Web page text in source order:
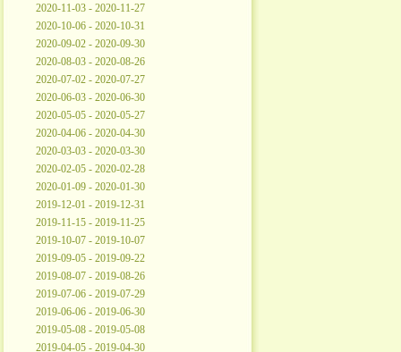
2020-11-03 - 2020-11-27
2020-10-06 - 2020-10-31
2020-09-02 - 2020-09-30
2020-08-03 - 2020-08-26
2020-07-02 - 2020-07-27
2020-06-03 - 2020-06-30
2020-05-05 - 2020-05-27
2020-04-06 - 2020-04-30
2020-03-03 - 2020-03-30
2020-02-05 - 2020-02-28
2020-01-09 - 2020-01-30
2019-12-01 - 2019-12-31
2019-11-15 - 2019-11-25
2019-10-07 - 2019-10-07
2019-09-05 - 2019-09-22
2019-08-07 - 2019-08-26
2019-07-06 - 2019-07-29
2019-06-06 - 2019-06-30
2019-05-08 - 2019-05-08
2019-04-05 - 2019-04-30